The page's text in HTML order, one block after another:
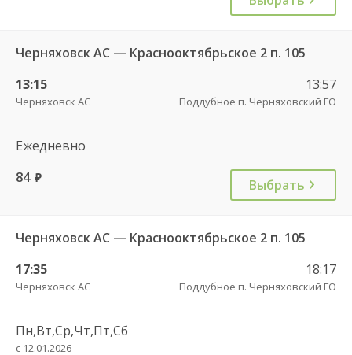
Черняховск АС — Краснооктябрьское 2 п. 105
13:15
Черняховск АС
13:57
Поддубное п. Черняховский ГО
Ежедневно
84 руб. Выбрать
Черняховск АС — Краснооктябрьское 2 п. 105
17:35
Черняховск АС
18:17
Поддубное п. Черняховский ГО
Пн,Вт,Ср,Чт,Пт,Сб
с 12.01.2026